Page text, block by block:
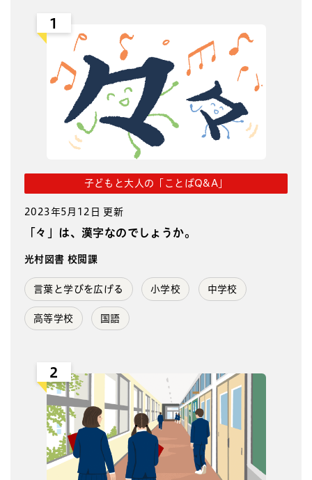
1
子どもと大人の「ことばQ&A」
2023年5月12日 更新
「々」は、漢字なのでしょうか。
光村図書 校閲課
言葉と学びを広げる 小学校 中学校
高等学校 国語
2